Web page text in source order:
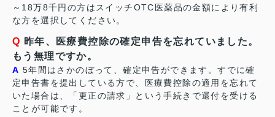
～18万8千円の方はスイッチOTC医薬品の金額により有利
な方を選択してください。
Q 昨年、医療費控除の確定申告を忘れていました。
もう無理ですか。
A 5年間はさかのぼって、確定申告ができます。すでに確
定申告書を提出している方で、医療費控除の適用を忘れて
いた場合は、「更正の請求」という手続きで還付を受ける
ことが可能です。